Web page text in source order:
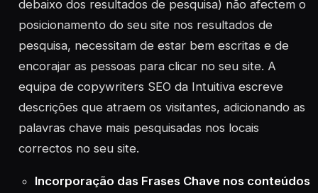
debaixo dos resultados de pesquisa) não afectem o
posicionamento do seu site nos resultados de
pesquisa, necessitam de estar bem escritas e de
encorajar as pessoas para clicar no seu site. A
equipa de copywriters SEO da Intuitiva escreve
descrições que atraem os visitantes, adicionando as
palavras chave mais pesquisadas nos locais
correctos no seu site.
Incorporação das Frases Chave nos conteúdos